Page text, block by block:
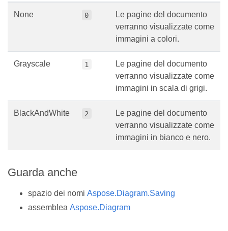
None 0
Le pagine del documento
verranno visualizzate come
immagini a colori.
Grayscale 1
Le pagine del documento
verranno visualizzate come
immagini in scala di grigi.
BlackAndWhite 2
Le pagine del documento
verranno visualizzate come
immagini in bianco e nero.
Guarda anche
spazio dei nomi Aspose.Diagram.Saving
assemblea Aspose.Diagram